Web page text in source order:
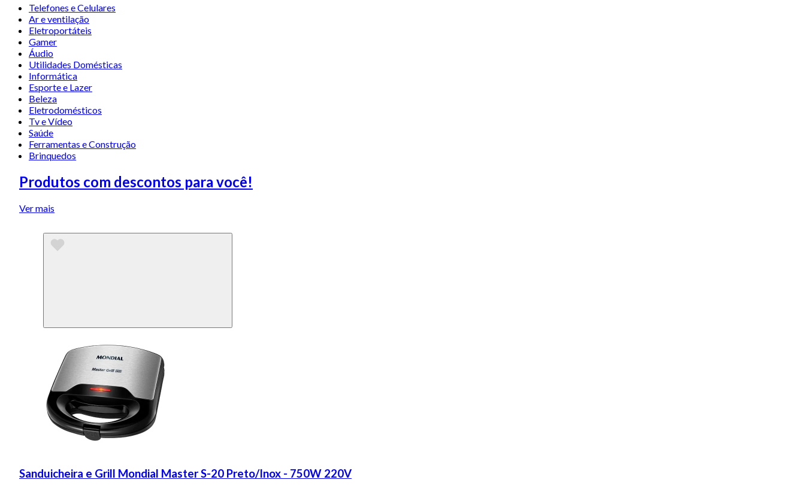
Telefones e Celulares
Ar e ventilação
Eletroportáteis
Gamer
Áudio
Utilidades Domésticas
Informática
Esporte e Lazer
Beleza
Eletrodomésticos
Tv e Vídeo
Saúde
Ferramentas e Construção
Brinquedos
Produtos com descontos para você!
Ver mais
Sanduicheira e Grill Mondial Master S-20 Preto/Inox - 750W 220V